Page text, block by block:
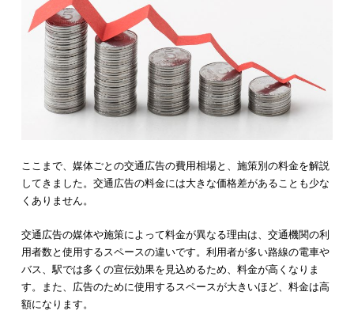
す。ポスターなどとは異なり、ディスプレイに表示する
広告を
に切り替えられる
あります。
とはいえ、デジタルサイネージについてよく知らないという方
いでしょう。下記記事ではデジタルサイネージ広告について詳
解説しています。近年需要が高まっているデジタルサイネージ